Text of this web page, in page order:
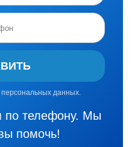
данных.
по телефону. Мы
помочь!